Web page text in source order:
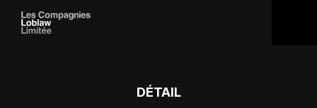
DÉTAIL